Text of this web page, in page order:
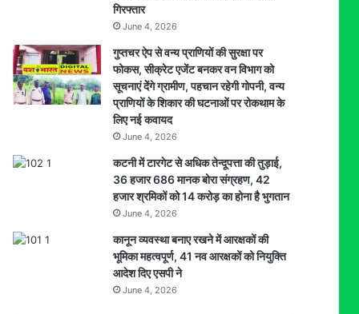
गिरफ्तार
June 4, 2026
गुप्तचर ऐप से वन्य प्राणियों की सुरक्षा पर
फोकस, सीक्रेट एजेंट बनकर वन विभाग को
सूचनाएं देेंगे ग्रामीण, पहचान रहेगी गोपनी, वन्य
प्राणियों के शिकार की घटनाओं पर रोकथाम के
लिए नई कवायद
June 4, 2026
कटनी में टारगेट से अधिक तेन्दूपत्ता की तुड़ाई,
36 हजार 686 मानक बोरा संग्रहण, 42
हजार श्रमिकों को 14 करोड़ का होना है भुगतान
June 4, 2026
कानून व्यवस्था बनाए रखने में आरक्षकों की
भूमिका महत्वपूर्ण, 41 नव आरक्षकों को नियुक्ति
आदेश दिए एसपी ने
June 4, 2026